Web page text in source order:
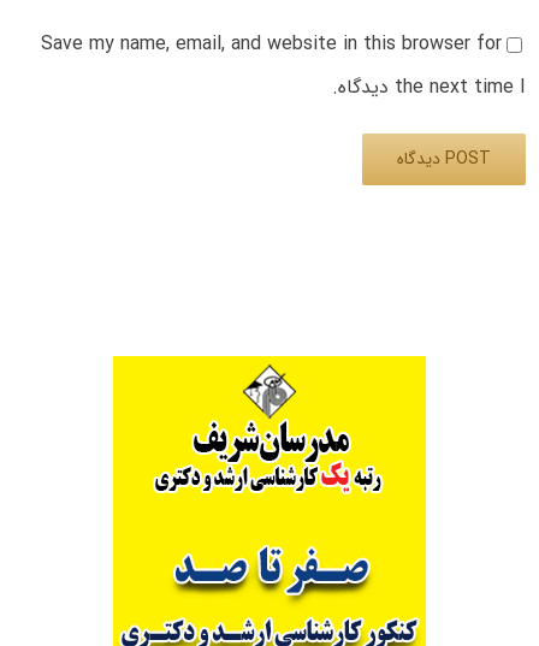
Save my name, email, and website in this browser for
the next time I دیدگاه.